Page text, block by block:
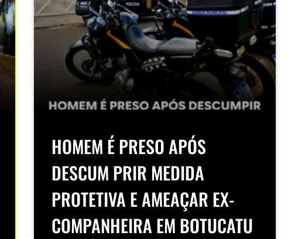
HOMEM É PRESO APÓS
DESCUM PRIR MEDIDA
PROTETIVA E AMEAÇAR EX-
COMPANHEIRA EM BOTUCATU